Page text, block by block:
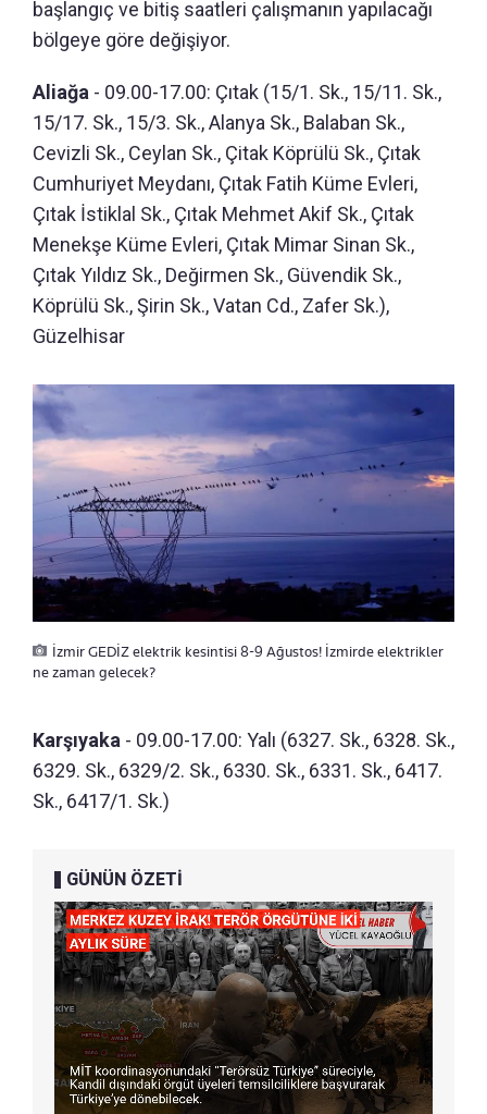
başlangıç ve bitiş saatleri çalışmanın yapılacağı
bölgeye göre değişiyor.
Aliağa - 09.00-17.00: Çıtak (15/1. Sk., 15/11. Sk.,
15/17. Sk., 15/3. Sk., Alanya Sk., Balaban Sk.,
Cevizli Sk., Ceylan Sk., Çitak Köprülü Sk., Çıtak
Cumhuriyet Meydanı, Çıtak Fatih Küme Evleri,
Çıtak İstiklal Sk., Çıtak Mehmet Akif Sk., Çıtak
Menekşe Küme Evleri, Çıtak Mimar Sinan Sk.,
Çıtak Yıldız Sk., Değirmen Sk., Güvendik Sk.,
Köprülü Sk., Şirin Sk., Vatan Cd., Zafer Sk.),
Güzelhisar
İzmir GEDİZ elektrik kesintisi 8-9 Ağustos! İzmirde elektrikler
ne zaman gelecek?
Karşıyaka - 09.00-17.00: Yalı (6327. Sk., 6328. Sk.,
6329. Sk., 6329/2. Sk., 6330. Sk., 6331. Sk., 6417.
Sk., 6417/1. Sk.)
GÜNÜN ÖZETİ